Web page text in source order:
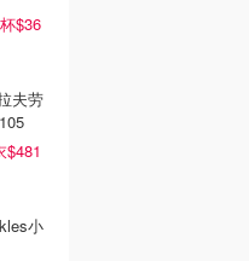
$36
夫劳
$481
小